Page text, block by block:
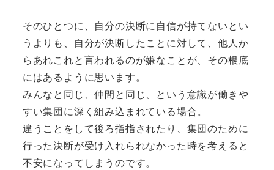
そのひとつに、自分の決断に自信が持てないとい
うよりも、自分が決断したことに対して、他人か
らあれこれと言われるのが嫌なことが、その根底
にはあるように思います。
みんなと同じ、仲間と同じ、という意識が働きや
すい集団に深く組み込まれている場合。
違うことをして後ろ指指されたり、集団のために
行った決断が受け入れられなかった時を考えると
不安になってしまうのです。